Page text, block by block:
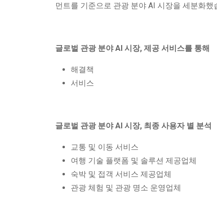
먼트를 기준으로 관광 분야 AI 시장을 세분화했
글로벌 관광 분야 AI 시장, 제공 서비스를 통해
해결책
서비스
글로벌 관광 분야 AI 시장, 최종 사용자 별 분석
교통 및 이동 서비스
여행 기술 플랫폼 및 솔루션 제공업체
숙박 및 접객 서비스 제공업체
관광 체험 및 관광 명소 운영업체